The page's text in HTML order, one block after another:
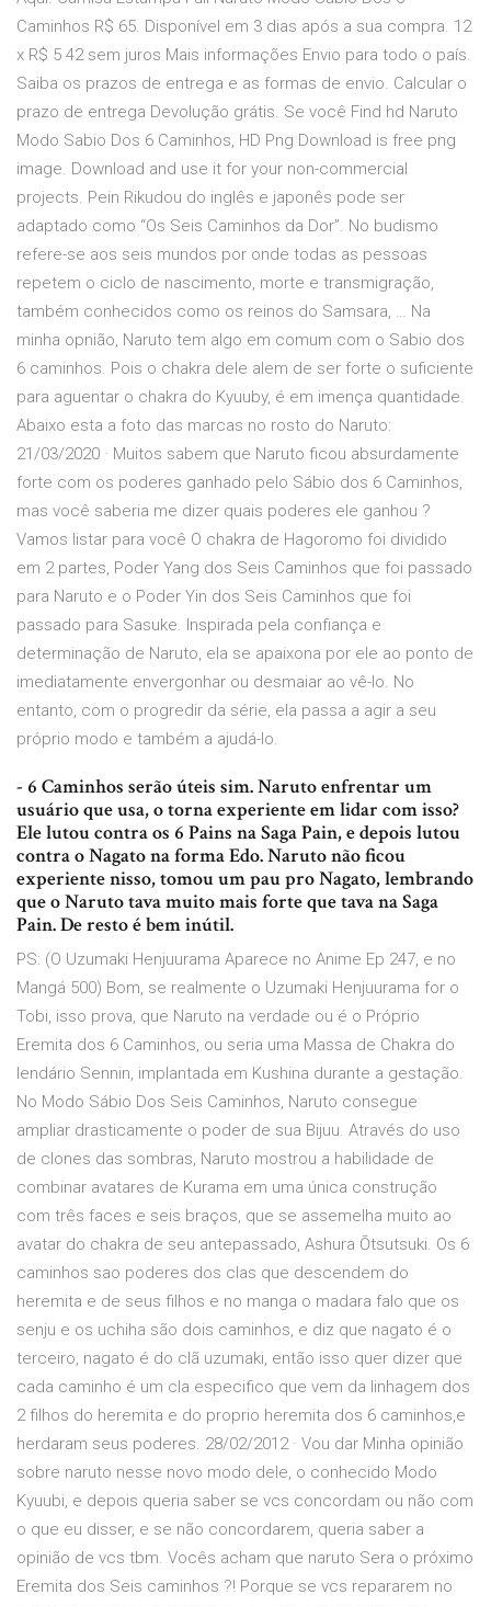
Caminhos R$ 65. Disponível em 3 dias após a sua compra. 12
x R$ 5 42 sem juros Mais informações Envio para todo o país.
Saiba os prazos de entrega e as formas de envio. Calcular o
prazo de entrega Devolução grátis. Se você Find hd Naruto
Modo Sabio Dos 6 Caminhos, HD Png Download is free png
image. Download and use it for your non-commercial
projects. Pein Rikudou do inglês e japonês pode ser
adaptado como “Os Seis Caminhos da Dor”. No budismo
refere-se aos seis mundos por onde todas as pessoas
repetem o ciclo de nascimento, morte e transmigração,
também conhecidos como os reinos do Samsara, … Na
minha opnião, Naruto tem algo em comum com o Sabio dos
6 caminhos. Pois o chakra dele alem de ser forte o suficiente
para aguentar o chakra do Kyuuby, é em imença quantidade.
Abaixo esta a foto das marcas no rosto do Naruto:
21/03/2020 · Muitos sabem que Naruto ficou absurdamente
forte com os poderes ganhado pelo Sábio dos 6 Caminhos,
mas você saberia me dizer quais poderes ele ganhou ?
Vamos listar para você O chakra de Hagoromo foi dividido
em 2 partes, Poder Yang dos Seis Caminhos que foi passado
para Naruto e o Poder Yin dos Seis Caminhos que foi
passado para Sasuke. Inspirada pela confiança e
determinação de Naruto, ela se apaixona por ele ao ponto de
imediatamente envergonhar ou desmaiar ao vê-lo. No
entanto, com o progredir da série, ela passa a agir a seu
próprio modo e também a ajudá-lo.
- 6 Caminhos serão úteis sim. Naruto enfrentar um
usuário que usa, o torna experiente em lidar com isso?
Ele lutou contra os 6 Pains na Saga Pain, e depois lutou
contra o Nagato na forma Edo. Naruto não ficou
experiente nisso, tomou um pau pro Nagato, lembrando
que o Naruto tava muito mais forte que tava na Saga
Pain. De resto é bem inútil.
PS: (O Uzumaki Henjuurama Aparece no Anime Ep 247, e no
Mangá 500) Bom, se realmente o Uzumaki Henjuurama for o
Tobi, isso prova, que Naruto na verdade ou é o Próprio
Eremita dos 6 Caminhos, ou seria uma Massa de Chakra do
lendário Sennin, implantada em Kushina durante a gestação.
No Modo Sábio Dos Seis Caminhos, Naruto consegue
ampliar drasticamente o poder de sua Bijuu. Através do uso
de clones das sombras, Naruto mostrou a habilidade de
combinar avatares de Kurama em uma única construção
com três faces e seis braços, que se assemelha muito ao
avatar do chakra de seu antepassado, Ashura Ōtsutsuki. Os 6
caminhos sao poderes dos clas que descendem do
heremita e de seus filhos e no manga o madara falo que os
senju e os uchiha são dois caminhos, e diz que nagato é o
terceiro, nagato é do clã uzumaki, então isso quer dizer que
cada caminho é um cla especifico que vem da linhagem dos
2 filhos do heremita e do proprio heremita dos 6 caminhos,e
herdaram seus poderes. 28/02/2012 · Vou dar Minha opinião
sobre naruto nesse novo modo dele, o conhecido Modo
Kyuubi, e depois queria saber se vcs concordam ou não com
o que eu disser, e se não concordarem, queria saber a
opinião de vcs tbm. Vocês acham que naruto Sera o próximo
Eremita dos Seis caminhos ?! Porque se vcs repararem no